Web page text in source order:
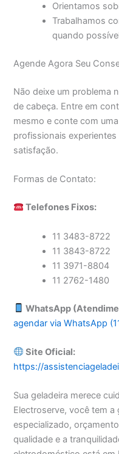
Orientamos
Trabalhamos
quando possível
Agende Agora Seu
Não deixe um problema
de cabeça. Entre em
mesmo e conte com
profissionais
satisfação.
Formas de Contato:
Telefones Fixos:
11 3483-8722
11 3843-8722
11 3971-8804
11 2762-1480
WhatsApp
agendar via WhatsApp
Site Oficial:
https://
Sua geladeira merece
Electroserve, você tem
especializado,
qualidade e a